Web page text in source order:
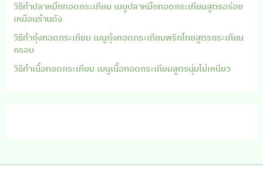
วิธีทำปลาหมึกทอดกระเทียม เมนูปลาหมึกทอดกระเทียมสูตรอร่อย
เหมือนร้านดัง
วิธีทำกุ้งทอดกระเทียม เมนูกุ้งทอดกระเทียมพริกไทยสูตรกระเทียม
กรอบ
วิธีทำเนื้อทอดกระเทียม เมนูเนื้อทอดกระเทียมสูตรนุ่มไม่เหนียว